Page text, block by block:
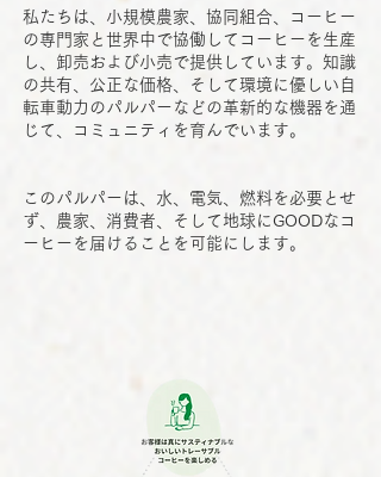
私たちは、小規模農家、協同組合、コーヒー
の専門家と世界中で協働してコーヒーを生産
し、卸売および小売で提供しています。知識
の共有、公正な価格、そして環境に優しい自
転車動力のパルパーなどの革新的な機器を通
じて、コミュニティを育んでいます。
このパルパーは、水、電気、燃料を必要とせ
ず、農家、消費者、そして地球にGOODなコ
ーヒーを届けることを可能にします。